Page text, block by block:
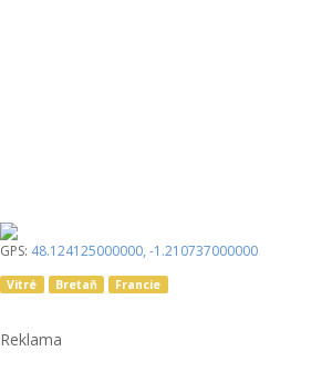
GPS: 48.124125000000, -1.210737000000
Vitré Bretaň Francie
Reklama